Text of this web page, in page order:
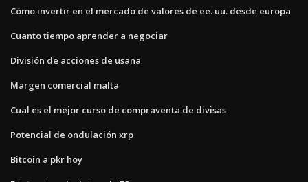
Cómo invertir en el mercado de valores de ee. uu. desde europa
Cuanto tiempo aprender a negociar
División de acciones de usana
Margen comercial malta
Cual es el mejor curso de compraventa de divisas
Potencial de ondulación xrp
Bitcoin a pkr hoy